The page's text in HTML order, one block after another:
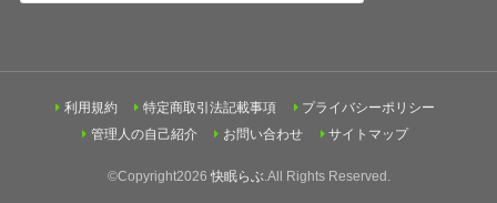
利用規約 特定商取引法記載事項
プライバシーポリシー
管理人の自己紹介
お問い合わせ サイトマップ
©Copyright2026快眠らぶ .All Rights Reserved.